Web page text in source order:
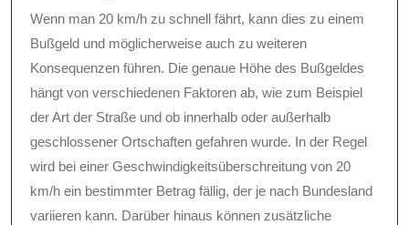
Wenn man 20 km/h zu schnell fährt, kann dies zu einem
Bußgeld und möglicherweise auch zu weiteren
Konsequenzen führen. Die genaue Höhe des Bußgeldes
hängt von verschiedenen Faktoren ab, wie zum Beispiel
der Art der Straße und ob innerhalb oder außerhalb
geschlossener Ortschaften gefahren wurde. In der Regel
wird bei einer Geschwindigkeitsüberschreitung von 20
km/h ein bestimmter Betrag fällig, der je nach Bundesland
variieren kann. Darüber hinaus können zusätzliche